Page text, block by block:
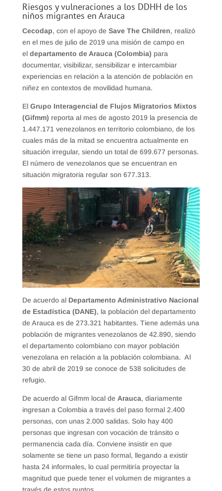
Riesgos y vulneraciones a los DDHH de los
niños migrantes en Arauca
Cecodap, con el apoyo de Save The Children, realizó
en el mes de julio de 2019 una misión de campo en
el departamento de Arauca (Colombia) para
documentar, visibilizar, sensibilizar e intercambiar
experiencias en relación a la atención de población en
niñez en contextos de movilidad humana.
El Grupo Interagencial de Flujos Migratorios Mixtos
(Gifmm) reporta al mes de agosto 2019 la presencia de
1.447.171 venezolanos en territorio colombiano, de los
cuales más de la mitad se encuentra actualmente en
situación irregular, siendo un total de 699.677 personas.
El número de venezolanos que se encuentran en
situación migratoria regular son 677.313.
De acuerdo al Departamento Administrativo Nacional
de Estadística (DANE), la población del departamento
de Arauca es de 273.321 habitantes. Tiene además una
población de migrantes venezolanos de 42.890, siendo
el departamento colombiano con mayor población
venezolana en relación a la población colombiana. Al
30 de abril de 2019 se conoce de 538 solicitudes de
refugio.
De acuerdo al Gifmm local de Arauca, diariamente
ingresan a Colombia a través del paso formal 2.400
personas, con unas 2.000 salidas. Solo hay 400
personas que ingresan con vocación de tránsito o
permanencia cada día. Conviene insistir en que
solamente se tiene un paso formal, llegando a existir
hasta 24 informales, lo cual permitiría proyectar la
magnitud que puede tener el volumen de migrantes a
través de estos puntos